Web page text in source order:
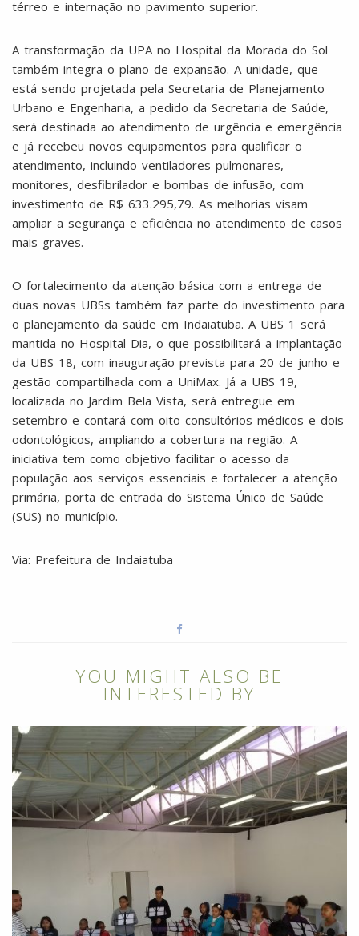
térreo e internação no pavimento superior.
A transformação da UPA no Hospital da Morada do Sol
também integra o plano de expansão. A unidade, que
está sendo projetada pela Secretaria de Planejamento
Urbano e Engenharia, a pedido da Secretaria de Saúde,
será destinada ao atendimento de urgência e emergência
e já recebeu novos equipamentos para qualificar o
atendimento, incluindo ventiladores pulmonares,
monitores, desfibrilador e bombas de infusão, com
investimento de R$ 633.295,79. As melhorias visam
ampliar a segurança e eficiência no atendimento de casos
mais graves.
O fortalecimento da atenção básica com a entrega de
duas novas UBSs também faz parte do investimento para
o planejamento da saúde em Indaiatuba. A UBS 1 será
mantida no Hospital Dia, o que possibilitará a implantação
da UBS 18, com inauguração prevista para 20 de junho e
gestão compartilhada com a UniMax. Já a UBS 19,
localizada no Jardim Bela Vista, será entregue em
setembro e contará com oito consultórios médicos e dois
odontológicos, ampliando a cobertura na região. A
iniciativa tem como objetivo facilitar o acesso da
população aos serviços essenciais e fortalecer a atenção
primária, porta de entrada do Sistema Único de Saúde
(SUS) no município.
Via: Prefeitura de Indaiatuba
YOU MIGHT ALSO BE
INTERESTED BY